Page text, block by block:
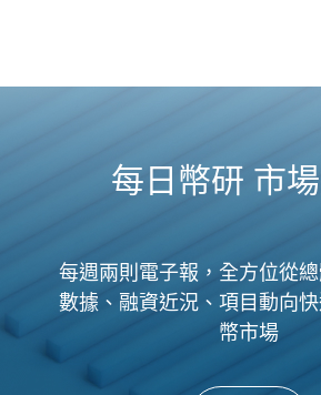
每日幣研 市
每週兩則電子報，全方位從
數據、融資近況、項目動向
幣市場